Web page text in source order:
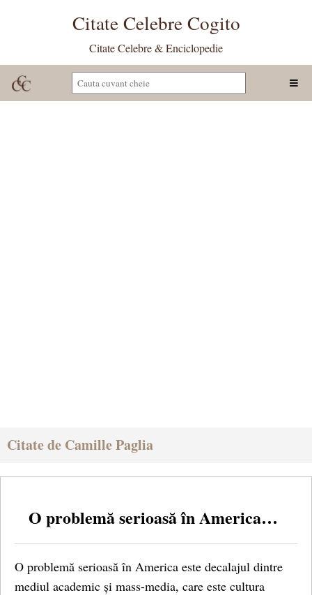
Citate Celebre Cogito
Citate Celebre & Enciclopedie
Citate de Camille Paglia
O problemă serioasă în America…
O problemă serioasă în America este decalajul dintre
mediul academic și mass-media, care este cultura